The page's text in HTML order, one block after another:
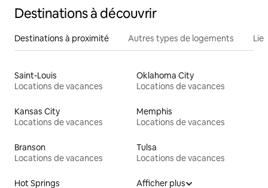
Destinations à découvrir
Destinations à proximité Autres types de logements
Saint-Louis
Locations de vacances
Oklahoma City
Locations de vacances
Kansas City
Locations de vacances
Memphis
Locations de vacances
Branson
Locations de vacances
Tulsa
Locations de vacances
Hot Springs
Afficher plus